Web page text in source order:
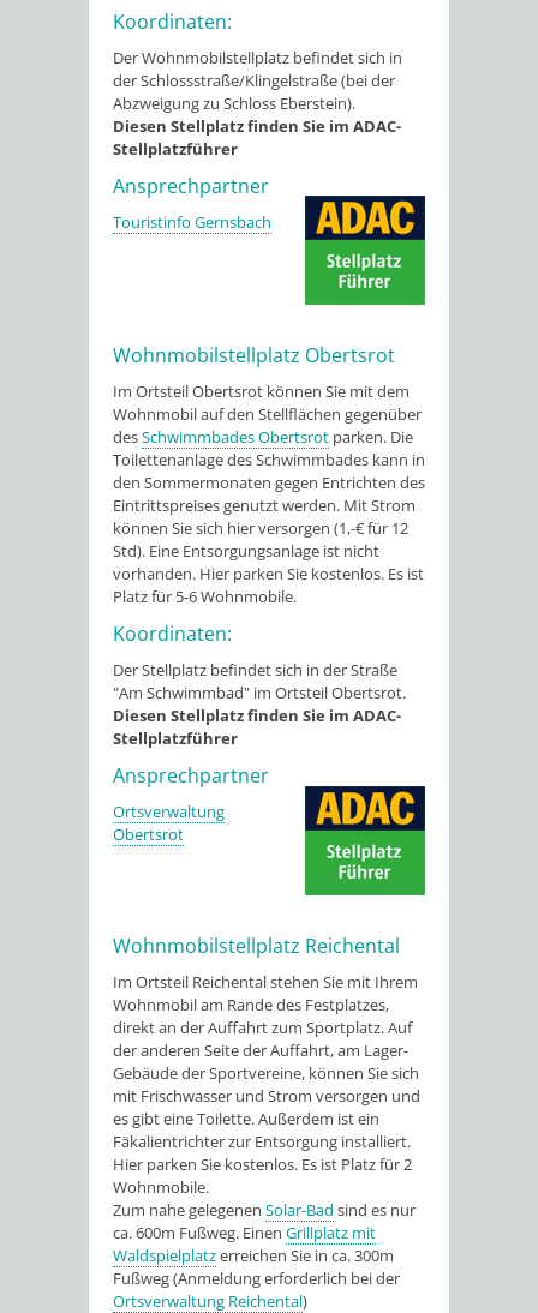
Koordinaten:
Der Wohnmobilstellplatz befindet sich in
der Schlossstraße/Klingelstraße (bei der
Abzweigung zu Schloss Eberstein).
Diesen Stellplatz finden Sie im ADAC-
Stellplatzführer
Ansprechpartner
Touristinfo Gernsbach
Wohnmobilstellplatz Obertsrot
Im Ortsteil Obertsrot können Sie mit dem
Wohnmobil auf den Stellflächen gegenüber
desSchwimmbades Obertsrot parken. Die
Toilettenanlage des Schwimmbades kann in
den Sommermonaten gegen Entrichten des
Eintrittspreises genutzt werden. Mit Strom
können Sie sich hier versorgen (1,-€ für 12
Std). Eine Entsorgungsanlage ist nicht
vorhanden. Hier parken Sie kostenlos. Es ist
Platz für 5-6 Wohnmobile.
Koordinaten:
Der Stellplatz befindet sich in der Straße
"Am Schwimmbad" im Ortsteil Obertsrot.
Diesen Stellplatz finden Sie im ADAC-
Stellplatzführer
Ansprechpartner
Ortsverwaltung
Obertsrot
Wohnmobilstellplatz Reichental
Im Ortsteil Reichental stehen Sie mit Ihrem
Wohnmobil am Rande des Festplatzes,
direkt an der Auffahrt zum Sportplatz. Auf
der anderen Seite der Auffahrt, am Lager-
Gebäude der Sportvereine, können Sie sich
mit Frischwasser und Strom versorgen und
es gibt eine Toilette. Außerdem ist ein
Fäkalientrichter zur Entsorgung installiert.
Hier parken Sie kostenlos. Es ist Platz für 2
Wohnmobile.
Zum nahe gelegenen Solar-Bad sind es nur
ca. 600m Fußweg. Einen Grillplatz mit
Waldspielplatzerreichen Sie in ca. 300m
Fußweg (Anmeldung erforderlich bei der
Ortsverwaltung Reichental)